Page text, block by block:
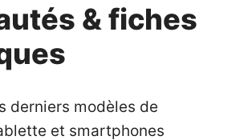
& fiches
derniers modèles de
et smartphones